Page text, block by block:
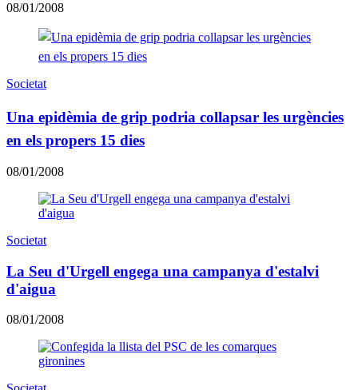
08/01/2008
Societat
Una epidèmia de grip podria collapsar les urgències
en els propers 15 dies
08/01/2008
Societat
La Seu d'Urgell engega una campanya d'estalvi
d'aigua
08/01/2008